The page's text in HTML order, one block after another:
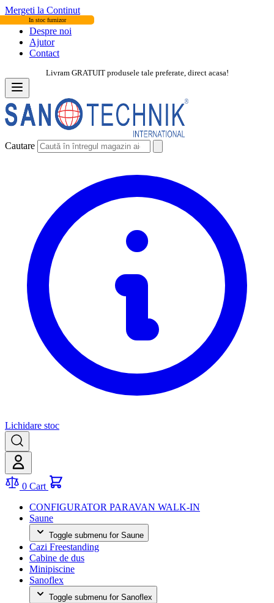
Mergeti la Continut
Despre noi
Ajutor
Contact
Livram GRATUIT produsele tale preferate, direct acasa!
Cautare
Lichidare stoc
0 Cart
CONFIGURATOR PARAVAN WALK-IN
Saune
Toggle submenu for Saune
Cazi Freestanding
Cabine de dus
Minipiscine
Sanoflex
Toggle submenu for Sanoflex
In stoc furnizor